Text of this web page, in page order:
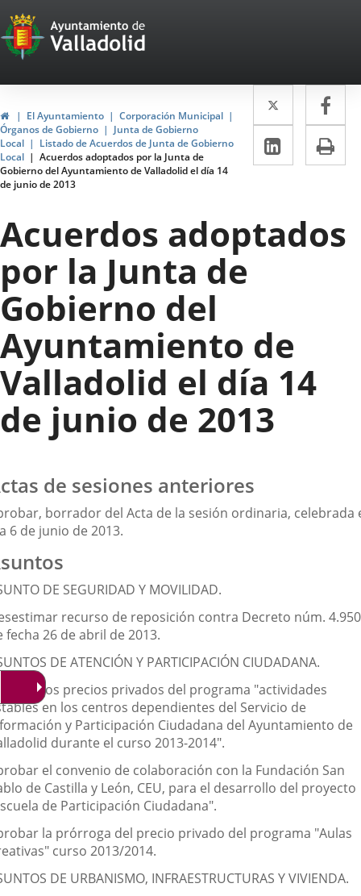
Portal
Web
del
Ayuntamiento
de
Valladolid
HomeEl Ayuntamiento
Corporación Municipal
Órganos de Gobierno
Junta de Gobierno
Local
Listado de Acuerdos de Junta de Gobierno
Local
Acuerdos adoptados por la Junta de
Gobierno del Ayuntamiento de Valladolid el día 14
de junio de 2013
Twitter
Enlace
a
una
a
Linkedin
Enlace
a
externa.
Acuerdos adoptados
por la Junta de
Gobierno del
Ayuntamiento de
Valladolid el día 14
de junio de 2013
de sesiones anteriores
borrador del Acta de la sesión ordinaria, celebrada
6 de junio de 2013.
DE SEGURIDAD Y MOVILIDAD.
recurso de reposición contra Decreto núm.
fecha 26 de abril de 2013.
DE ATENCIÓN Y PARTICIPACIÓN CIUDADANA.
los precios privados del programa "actividades
en los centros dependientes del Servicio de
y Participación Ciudadana del Ayuntamiento de
durante el curso 2013-2014".
el convenio de colaboración con la Fundación San
de Castilla y León, CEU, para el desarrollo del proyecto
de Participación Ciudadana".
la prórroga del precio privado del programa "Aulas
curso 2013/2014.
DE URBANISMO, INFRAESTRUCTURAS Y VIVIENDA.